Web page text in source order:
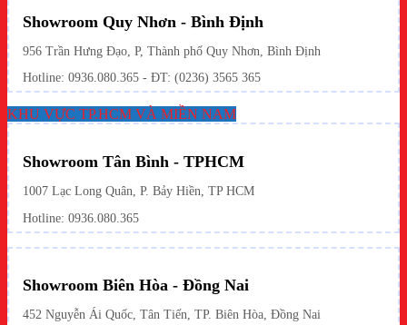
Showroom Quy Nhơn - Bình Định
956 Trần Hưng Đạo, P, Thành phố Quy Nhơn, Bình Định
Hotline: 0936.080.365 - ĐT: (0236) 3565 365
KHU VỰC TP.HCM VÀ MIỀN NAM
Showroom Tân Bình - TPHCM
1007 Lạc Long Quân, P. Bảy Hiền, TP HCM
Hotline: 0936.080.365
Showroom Biên Hòa - Đồng Nai
452 Nguyễn Ái Quốc, Tân Tiến, TP. Biên Hòa, Đồng Nai